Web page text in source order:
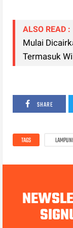
ALSO READ :
Mulai
Termasuk
SHARE
TAGS